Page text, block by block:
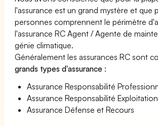
l'assurance est un grand mystère et que
personnes comprennent le périmètre
l'assurance RC Agent / Agente de
génie climatique.
Généralement les assurances RC sont
grands types d'assurance :
Assurance Responsabilité
Assurance Responsabilité Exploitation
Assurance Défense et Recours